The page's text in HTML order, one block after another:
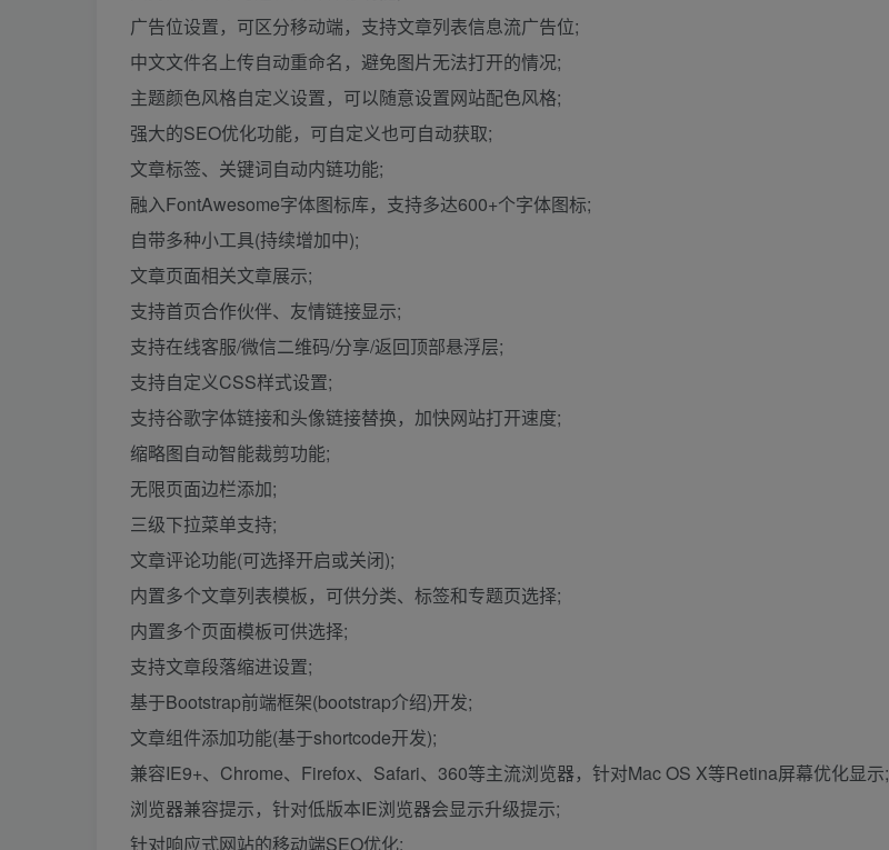
广告位设置，可区分移动端，支持文章列表信息流广告位;
中文文件名上传自动重命名，避免图片无法打开的情况;
主题颜色风格自定义设置，可以随意设置网站配色风格;
强大的SEO优化功能，可自定义也可自动获取;
文章标签、关键词自动内链功能;
融入FontAwesome字体图标库，支持多达600+个字体图标;
自带多种小工具(持续增加中);
文章页面相关文章展示;
支持首页合作伙伴、友情链接显示;
支持在线客服/微信二维码/分享/返回顶部悬浮层;
支持自定义CSS样式设置;
支持谷歌字体链接和头像链接替换，加快网站打开速度;
缩略图自动智能裁剪功能;
无限页面边栏添加;
三级下拉菜单支持;
文章评论功能(可选择开启或关闭);
内置多个文章列表模板，可供分类、标签和专题页选择;
内置多个页面模板可供选择;
支持文章段落缩进设置;
基于Bootstrap前端框架(bootstrap介绍)开发;
文章组件添加功能(基于shortcode开发);
兼容IE9+、Chrome、Firefox、Safari、360等主流浏览器，针对Mac OS X等Retina屏幕优化显示;
浏览器兼容提示，针对低版本IE浏览器会显示升级提示;
针对响应式网站的移动端SEO优化;